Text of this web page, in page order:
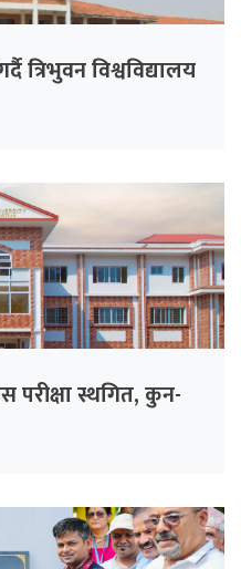
त्रिभुवन विश्वविद्यालय
परीक्षा स्थगित, कुन-